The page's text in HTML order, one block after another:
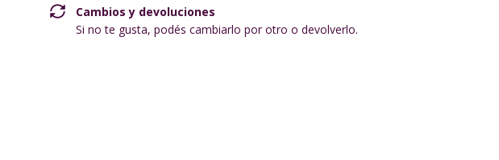
Cambios y devoluciones
Si no te gusta, podés cambiarlo por otro o devolverlo.